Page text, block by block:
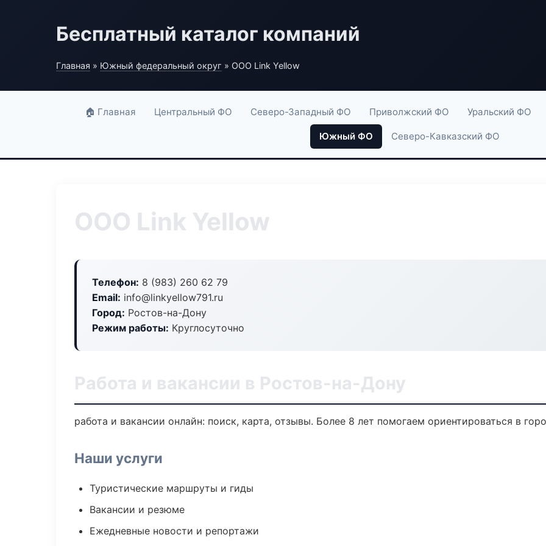
Бесплатный каталог компаний
Главная » Южный федеральный округ » ООО Link Yellow
🏠 Главная Центральный ФО Северо-Западный ФО Приволжский ФО Уральский ФО
Южный ФО Северо-Кавказский ФО
ООО Link Yellow
Телефон: 8 (983) 260 62 79
Email: info@linkyellow791.ru
Город: Ростов-на-Дону
Режим работы: Круглосуточно
Работа и вакансии в Ростов-на-Дону
работа и вакансии онлайн: поиск, карта, отзывы. Более 8 лет помогаем ориентироваться в
Наши услуги
Туристические маршруты и гиды
Вакансии и резюме
Ежедневные новости и репортажи